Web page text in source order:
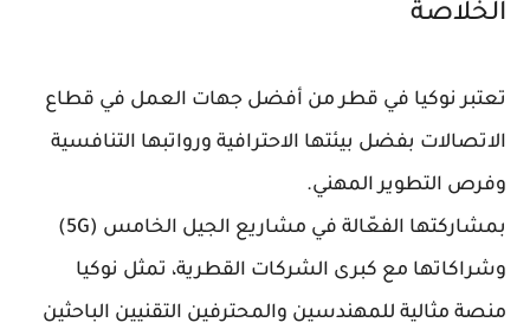
الخلاصة
تعتبر نوكيا في قطرمن أفضل جهات العمل في قطاع
الاتصالات بفضل بيئتها الاحترافية ورواتبها التنافسية
وفرص التطوير المهني.
بمشاركتها الفعّالة في مشاريع الجيل الخامس (5G)
وشراكاتها مع كبرى الشركات القطرية، تمثل نوكيا
منصة مثالية للمهندسين والمحترفين التقنيين الباحثين